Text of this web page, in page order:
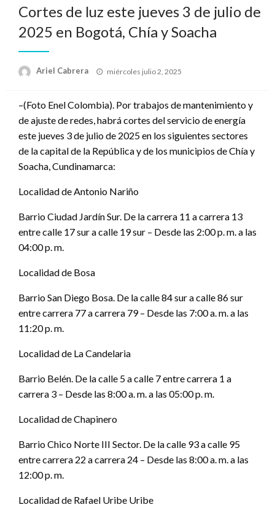
Cortes de luz este jueves 3 de julio de
2025 en Bogotá, Chía y Soacha
Ariel Cabrera
Publicado
miércoles julio 2, 2025
–(Foto Enel Colombia). Por trabajos de mantenimiento y
de ajuste de redes, habrá cortes del servicio de energía
este jueves 3 de julio de 2025 en los siguientes sectores
de la capital de la República y de los municipios de Chía y
Soacha, Cundinamarca:
Localidad de Antonio Nariño
Barrio Ciudad Jardín Sur. De la carrera 11 a carrera 13
entre calle 17 sur a calle 19 sur – Desde las 2:00 p. m. a las
04:00 p. m.
Localidad de Bosa
Barrio San Diego Bosa. De la calle 84 sur a calle 86 sur
entre carrera 77 a carrera 79 – Desde las 7:00 a. m. a las
11:20 p. m.
Localidad de La Candelaria
Barrio Belén. De la calle 5 a calle 7 entre carrera 1 a
carrera 3 – Desde las 8:00 a. m. a las 05:00 p. m.
Localidad de Chapinero
Barrio Chico Norte III Sector. De la calle 93 a calle 95
entre carrera 22 a carrera 24 – Desde las 8:00 a. m. a las
12:00 p. m.
Localidad de Rafael Uribe Uribe